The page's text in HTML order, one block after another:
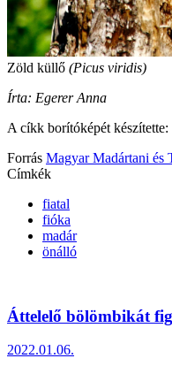
Zöld küllő (Picus viridis)
Írta: Egerer Anna
A cíkk borítóképét készítette:
Forrás Magyar Madártani és
Címkék
fiatal
fióka
madár
önálló
Áttelelő bölömbikát
2022.01.06.